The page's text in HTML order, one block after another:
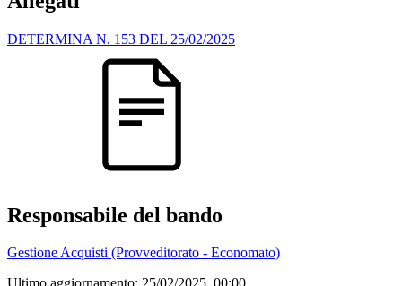
DETERMINA N. 153 DEL 25/02/2025
Responsabile del bando
Gestione Acquisti (Provveditorato - Economato)